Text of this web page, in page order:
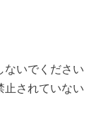
ないでください
止されていない